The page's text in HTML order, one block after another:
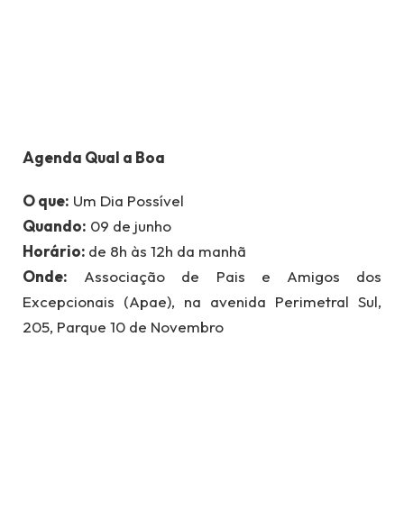
Agenda Qual a Boa
O que: Um Dia Possível
Quando: 09 de junho
Horário: de 8h às 12h da manhã
Onde: Associação de Pais e Amigos dos
Excepcionais (Apae), na avenida Perimetral Sul,
205, Parque 10 de Novembro